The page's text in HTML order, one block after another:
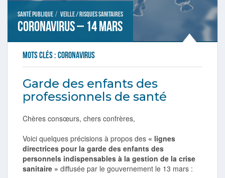
Santé publique / Veille / Risques sanitaires
Coronavirus – 14 mars
Mots clés : coronavirus
Garde des enfants des
professionnels de santé
Chères consœurs, chers confrères,
Voici quelques précisions à propos des « lignes
directrices pour la garde des enfants des
personnels indispensables à la gestion de la crise
sanitaire » diffusée par le gouvernement le 13 mars :